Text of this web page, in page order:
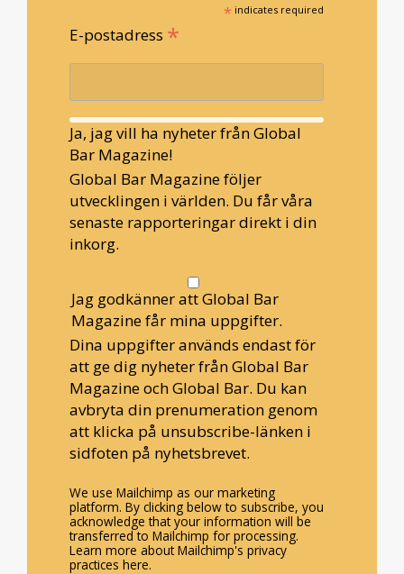
* indicates required
E-postadress *
Ja, jag vill ha nyheter från Global
Bar Magazine!
Global Bar Magazine följer
utvecklingen i världen. Du får våra
senaste rapporteringar direkt i din
inkorg.
Jag godkänner att Global Bar
Magazine får mina uppgifter.
Dina uppgifter används endast för
att ge dig nyheter från Global Bar
Magazine och Global Bar. Du kan
avbryta din prenumeration genom
att klicka på unsubscribe-länken i
sidfoten på nyhetsbrevet.
We use Mailchimp as our marketing
platform. By clicking below to subscribe, you
acknowledge that your information will be
transferred to Mailchimp for processing.
Learn more about Mailchimp's privacy
practices here.